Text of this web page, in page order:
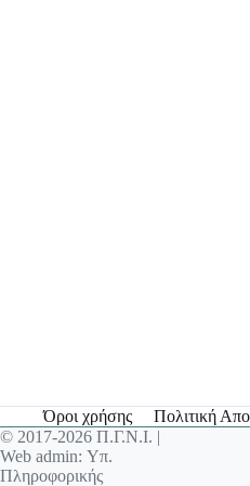
Όροι χρήσης Πολιτική
© 2017-2026 Π.Γ.Ν.Ι. |
Web admin: Υπ.
Πληροφορικής